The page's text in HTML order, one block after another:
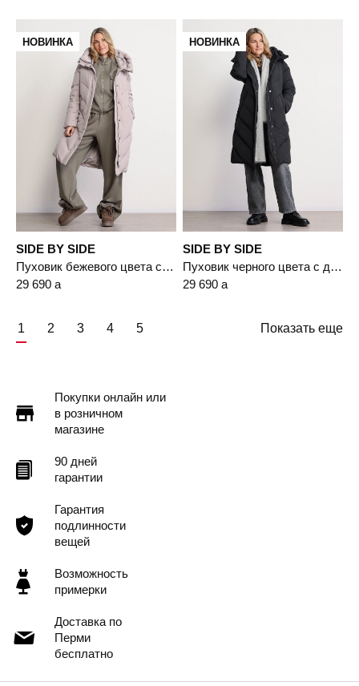
НОВИНКА
SIDE BY SIDE
Пуховик бежевого цвета с двойным капюшоном
29 690 a
НОВИНКА
SIDE BY SIDE
Пуховик черного цвета с двойным капюшоном
29 690 a
1 2 3 4 5 Показать еще
Покупки онлайн или
в розничном
магазине
90 дней
гарантии
Гарантия
подлинности
вещей
Возможность
примерки
Доставка по
Перми
бесплатно